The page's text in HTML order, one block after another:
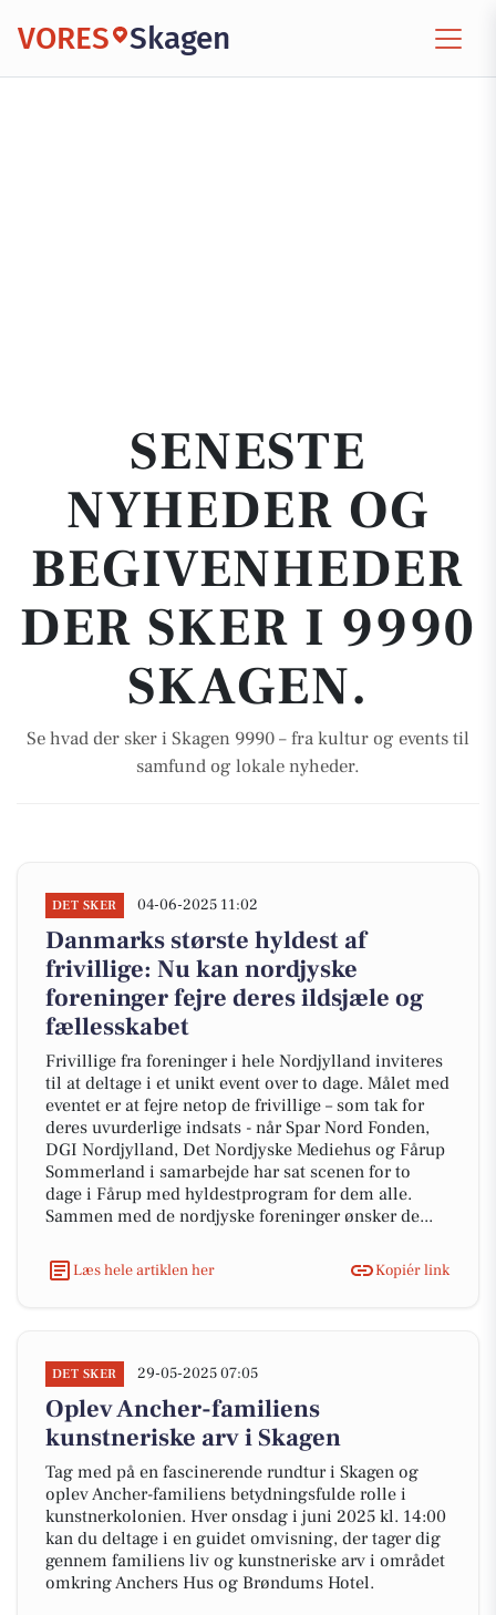
VORES Skagen
SENESTE
NYHEDER OG
BEGIVENHEDER
DER SKER I 9990
SKAGEN.
Se hvad der sker i Skagen 9990 – fra kultur og events til
samfund og lokale nyheder.
DET SKER 04-06-2025 11:02
Danmarks største hyldest af
frivillige: Nu kan nordjyske
foreninger fejre deres ildsjæle og
fællesskabet
Frivillige fra foreninger i hele Nordjylland inviteres
til at deltage i et unikt event over to dage. Målet med
eventet er at fejre netop de frivillige – som tak for
deres uvurderlige indsats - når Spar Nord Fonden,
DGI Nordjylland, Det Nordjyske Mediehus og Fårup
Sommerland i samarbejde har sat scenen for to
dage i Fårup med hyldestprogram for dem alle.
Sammen med de nordjyske foreninger ønsker de...
Læs hele artiklen her Kopiér link
DET SKER 29-05-2025 07:05
Oplev Ancher-familiens
kunstneriske arv i Skagen
Tag med på en fascinerende rundtur i Skagen og
oplev Ancher-familiens betydningsfulde rolle i
kunstnerkolonien. Hver onsdag i juni 2025 kl. 14:00
kan du deltage i en guidet omvisning, der tager dig
gennem familiens liv og kunstneriske arv i området
omkring Anchers Hus og Brøndums Hotel.